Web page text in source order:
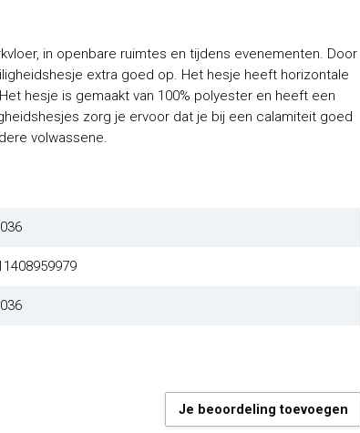
in openbare ruimtes en tijdens evenementen. Door
extra goed op. Het hesje heeft horizontale
hesje is gemaakt van 100% polyester en heeft een
zorg je ervoor dat je bij een calamiteit goed
volwassene.
Je beoordeling toevoegen